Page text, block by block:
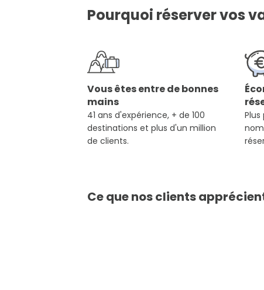
Pourquoi réserver vos
Vous êtes entre de bonnes
mains
41 ans d'expérience, + de 100
destinations et plus d'un million
de clients.
Ce que nos clients